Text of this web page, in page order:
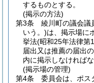
するものとする。
(掲示の方法)
第3条
綾川町の議会議
いう。)は、掲示場に
挙法(昭和25年法律第
届出又は推薦の届出
内に掲示しなければな
(掲示場の管理)
第4条
委員会は、ポス